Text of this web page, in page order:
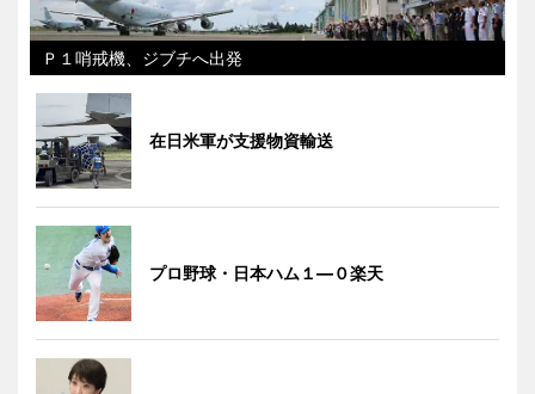
Ｐ１哨戒機、ジブチへ出発
在日米軍が支援物資輸送
プロ野球・日本ハム１―０楽天